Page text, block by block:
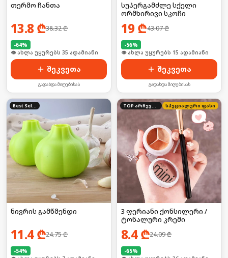
თერმო ჩანთა
13.8 ₾38.32₾
-64%
🛒 ბოლო 24სთ-ში იყიდა 53-მა
შეკვეთა
გადახდა მიღებისას
სუპერგამძლე სქელი
ორმხირივი სკოჩი
19 ₾43.07₾
-56%
🛒 ბოლო 24სთ-ში იყიდა 24-მა
შეკვეთა
გადახდა მიღებისას
Best Seller
ნივრის გამწმენდი
11.4₾24.75₾
-54%
TOP არჩევანი სპეციალური ფასი
3 ფერიანი ქონსილერი /
ტონალური კრემი
8.4₾24.09₾
-65%